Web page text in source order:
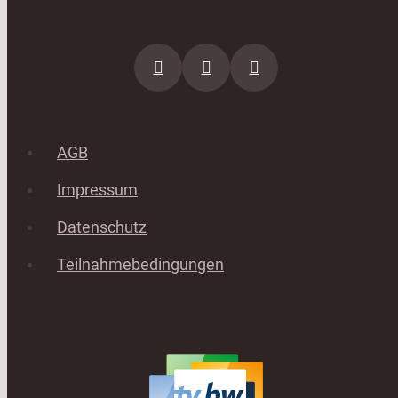
AGB
Impressum
Datenschutz
Teilnahmebedingungen